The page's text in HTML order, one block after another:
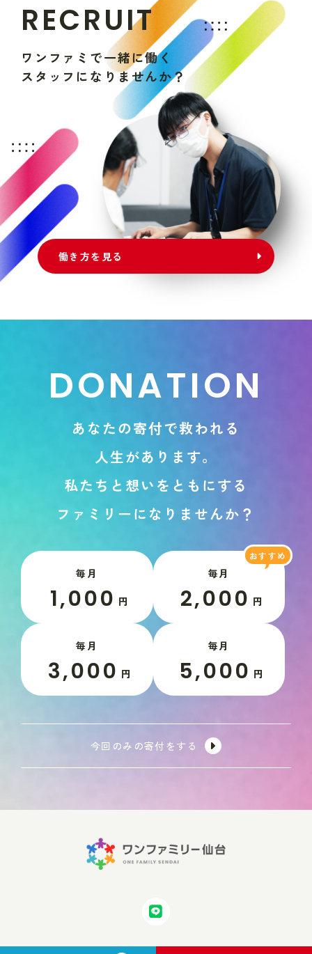
RECRUIT
ワ ン フ ァ ミ で一緒に働く
ス タ ッ フ にな りま せんか？
働き方を見る
DONATION
あ な たの寄付で救われ る
人生があ り ま す。
私た ち と 想い を と も にする
フ ァ ミ リ ーに な り ま せんか ？
毎月
1,000 円
毎月
2,000 円
毎月
3,000 円
毎月
5,000 円
今回のみの寄付をする